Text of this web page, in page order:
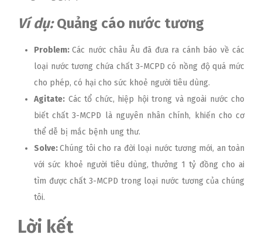
Ví dụ:Quảng cáo nước tương
Problem: Các nước châu Âu đã đưa ra cánh báo về các
loại nước tương chứa chất 3-MCPD có nồng độ quá mức
cho phép, có hại cho sức khoẻ người tiêu dùng.
Agitate: Các tổ chức, hiệp hội trong và ngoài nước cho
biết chất 3-MCPD là nguyên nhân chính, khiến cho cơ
thể dễ bị mắc bệnh ung thư.
Solve:Chúng tôi cho ra đời loại nước tương mới, an toàn
với sức khoẻ người tiêu dùng, thưởng 1 tỷ đồng cho ai
tìm được chất 3-MCPD trong loại nước tương của chúng
tôi.
Lời kết